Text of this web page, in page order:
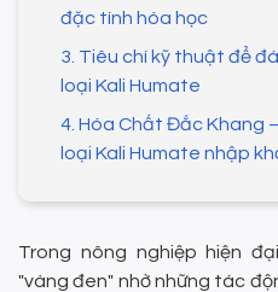
đặc tính hóa học
3. Tiêu chí kỹ thuật để
loại Kali Humate
4. Hóa Chất Đắc Khang
loại Kali Humate nhập
Trong nông nghiệp hiện
"vàng đen" nhờ những tác